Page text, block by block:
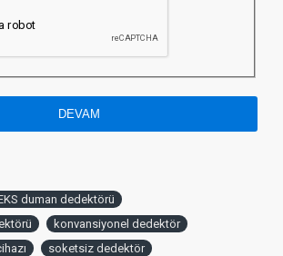
DEVAM
duman dedektörü
konvansiyonel dedektör
soketsiz dedektör